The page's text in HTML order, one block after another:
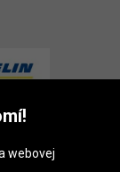
webovej